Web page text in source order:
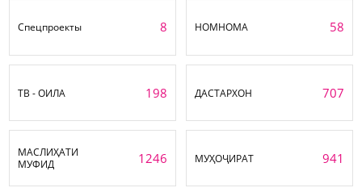
Спецпроекты 8 НОМНОМА 58
ТВ - ОИЛА 198 ДАСТАРХОН 707
МАСЛИҲАТИ
МУФИД
1246 МУҲОҶИРАТ 941